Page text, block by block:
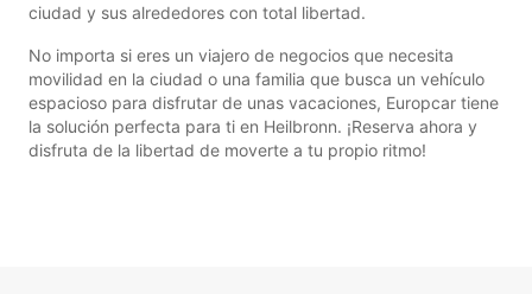
ciudad y sus alrededores con total libertad.
No importa si eres un viajero de negocios que necesita
movilidad en la ciudad o una familia que busca un vehículo
espacioso para disfrutar de unas vacaciones, Europcar tiene
la solución perfecta para ti en Heilbronn. ¡Reserva ahora y
disfruta de la libertad de moverte a tu propio ritmo!